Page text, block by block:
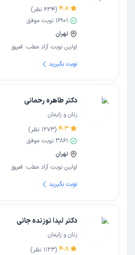
4.8
(
634 نظر)
16901 نوبت موفق
تهران
اولین نوبت آزاد مطب: امروز
نوبت بگیرید
دکتر طاهره رحمانی
زنان و زایمان
4.3
(
1273 نظر)
3861 نوبت موفق
تهران
اولین نوبت آزاد مطب: امروز
نوبت بگیرید
دکتر لیدا توزنده جانی
زنان و زایمان
4.8
(
1123 نظر)